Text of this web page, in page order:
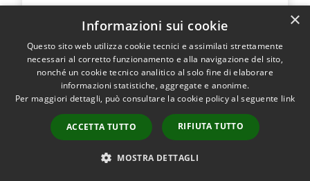
Indirizzo
Via Groppino, 22
Ospedale M.O. Locatelli Piario PS Generale...
LEGGI DI PIÙ
Ospedale SS Trinità Romano L.
×
Informazioni sui cookie
Questo sito web utilizza cookie tecnici e assimilati strettamente
necessari al corretto funzionamento e alla navigazione del sito,
nonché un cookie tecnico analitico al solo fine di elaborare
informazioni statistiche, aggregate e anonime.
Per maggiori dettagli, può consultare la cookie policy al seguente link
ACCETTA TUTTO RIFIUTA TUTTO
MOSTRA DETTAGLI